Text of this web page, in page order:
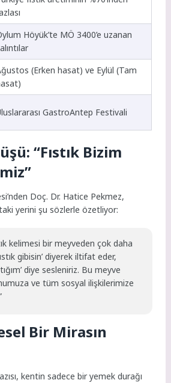
Höyük’te MÖ 3400’e uzanan
(Erken hasat) ve Eylül (Tam
GastroAntep Festivali
“Fıstık Bizim
Doç. Dr. Hatice Pekmez,
yerini şu sözlerle özetliyor:
kelimesi bir meyveden çok daha
gibisin’ diyerek iltifat eder,
diye sesleniriz. Bu meyve
ve tüm sosyal ilişkilerimize
Bir Mirasın
kentin sadece bir yemek durağı